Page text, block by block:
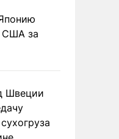
США за
Швеции